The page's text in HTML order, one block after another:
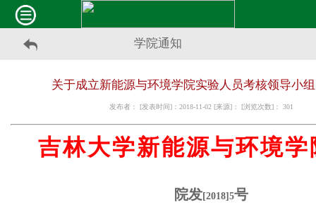
学院通知
关于成立新能源与环境学院实验人员考核领导小
发布者： [发表时间]：2018-11-02 [来源]： [浏览次数]： 301
吉林大学新能源与环境学
院发[2018]5号